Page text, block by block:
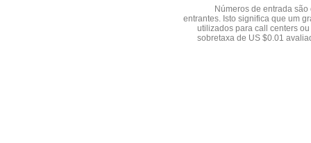
Números de entrada
entrantes. Isto significa que um
utilizados para call centers
sobretaxa de US $0.01